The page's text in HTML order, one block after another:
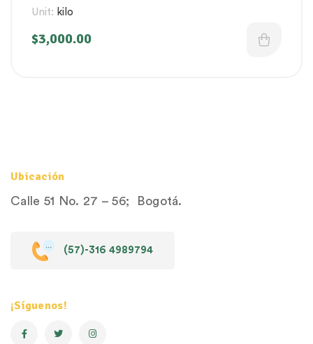
Unit: kilo
$3,000.00
Ubicación
Calle 51 No. 27 – 56; Bogotá.
(57)-316 4989794
¡Síguenos!